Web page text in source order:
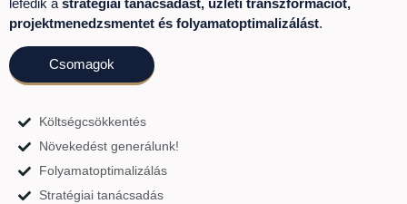
lefedik a stratégiai tanácsadást, üzleti transzformációt,
projektmenedzsmentet és folyamatoptimalizálást.
Csomagok
Költségcsökkentés
Növekedést generálunk!
Folyamatoptimalizálás
Stratégiai tanácsadás